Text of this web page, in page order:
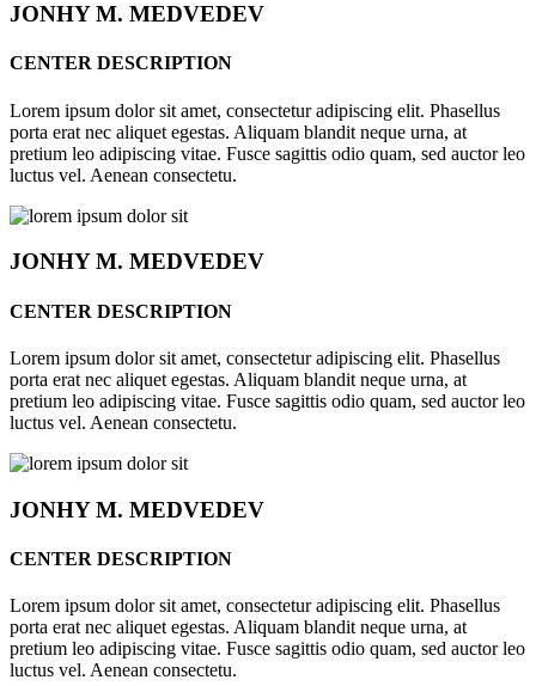
JONHYM. MEDVEDEV
CENTER DESCRIPTION
Lorem ipsum dolor sit amet, consectetur adipiscing elit. Phasellus
porta erat nec aliquet egestas. Aliquam blandit neque urna, at
pretium leo adipiscing vitae. Fusce sagittis odio quam, sed auctor leo
luctus vel. Aenean consectetu.
JONHYM. MEDVEDEV
CENTER DESCRIPTION
Lorem ipsum dolor sit amet, consectetur adipiscing elit. Phasellus
porta erat nec aliquet egestas. Aliquam blandit neque urna, at
pretium leo adipiscing vitae. Fusce sagittis odio quam, sed auctor leo
luctus vel. Aenean consectetu.
JONHYM. MEDVEDEV
CENTER DESCRIPTION
Lorem ipsum dolor sit amet, consectetur adipiscing elit. Phasellus
porta erat nec aliquet egestas. Aliquam blandit neque urna, at
pretium leo adipiscing vitae. Fusce sagittis odio quam, sed auctor leo
luctus vel. Aenean consectetu.